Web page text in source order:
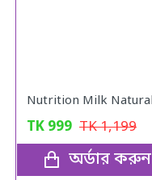
TK 999 TK1,199
অর্ডার করুন